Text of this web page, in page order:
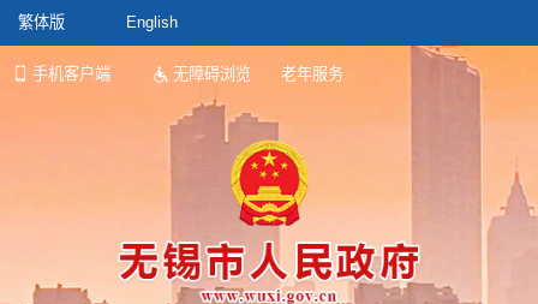
繁体版 English
手机客户端 无障碍浏览 老年服务